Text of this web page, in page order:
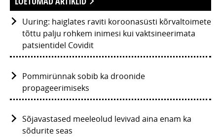
Uuring: haiglates raviti koroonasüsti kõrvaltoimete
tõttu palju rohkem inimesi kui vaktsineerimata
patsientidel Covidit
Pommirünnak sobib ka droonide
propageerimiseks
Sõjavastased meeleolud levivad aina enam ka
sõdurite seas